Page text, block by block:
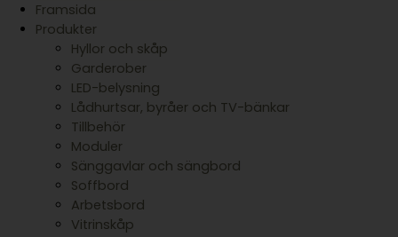
Framsida
Produkter
Hyllor och skåp
Garderober
LED-belysning
Lådhurtsar, byråer och TV-bänkar
Tillbehör
Moduler
Sänggavlar och sängbord
Soffbord
Arbetsbord
Vitrinskåp